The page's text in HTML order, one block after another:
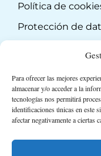
Para ofrecer las mejores
almacenar y/o acceder a la
tecnologías nos permitirá
identificaciones únicas en este
afectar negativamente a ciertas
Política de
Protección de